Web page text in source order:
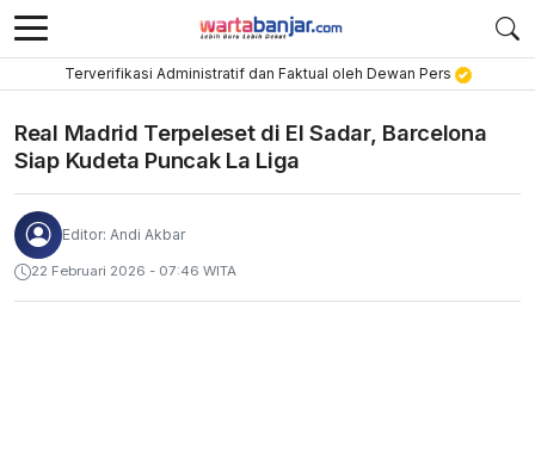
Terverifikasi Administratif dan Faktual oleh Dewan Pers
Real Madrid Terpeleset di El Sadar, Barcelona
Siap Kudeta Puncak La Liga
Editor: Andi Akbar
22 Februari 2026 - 07:46 WITA